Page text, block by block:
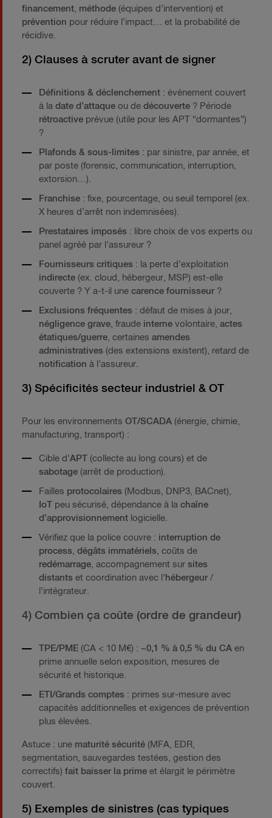
financement méthode (équipes d’intervention) et
prévention pour réduire l’impact… et la probabilité de
récidive.
2) Clauses à scruter avant de signer
Définitions & déclenchement : événement couvert
à la date d’attaque ou de découverte ? Période
rétroactive prévue (utile pour les APT “dormantes”)
?
Plafonds & sous-limites : par sinistre, par année, et
par poste (forensic, communication, interruption,
extorsion…).
Franchise : fixe, pourcentage, ou seuil temporel (ex.
X heures d’arrêt non indemnisées).
Prestataires imposés : libre choix de vos experts ou
panel agréé par l’assureur ?
Fournisseurs critiques : la perte d’exploitation
indirecte (ex. cloud, hébergeur, MSP) est-elle
couverte ? Y a-t-il une carence fournisseur?
Exclusions fréquentes : défaut de mises à jour,
négligence grave, fraude interne volontaire, actes
étatiques/guerre, certaines amendes
administratives (des extensions existent), retard de
notification à l’assureur.
3) Spécificités secteur industriel & OT
Pour les environnements OT/SCADA (énergie, chimie,
manufacturing, transport) :
Cible d’APT (collecte au long cours) et de
sabotage (arrêt de production).
Failles protocolaires (Modbus, DNP3, BACnet),
IoT peu sécurisé, dépendance à la chaîne
d’approvisionnement logicielle.
Vérifiez que la police couvre : interruption de
process dégâts immatériels , coûts de
redémarrage , accompagnement sur sites
distants et coordination avec l’ hébergeur/
l’intégrateur.
4) Combien ça coûte (ordre de grandeur)
TPE/PME (CA < 10 M€) : ~0,1 % à 0,5 % du CA en
prime annuelle selon exposition, mesures de
sécurité et historique.
ETI/Grands comptes : primes sur-mesure avec
capacités additionnelles et exigences de prévention
plus élevées.
Astuce : une maturité sécurité (MFA, EDR,
segmentation, sauvegardes testées, gestion des
correctifs) fait baisser la prime et élargit le périmètre
couvert.
5) Exemples de sinistres (cas typiques